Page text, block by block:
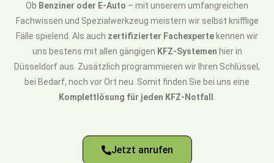
Ob Benziner oder E-Auto – mit unserem umfangreichen
Fachwissen und Spezialwerkzeug meistern wir selbst knifflige
Fälle spielend. Als auch zertifizierter Fachexperte kennen wir
uns bestens mit allen gängigen KFZ-Systemen hier in
Düsseldorf aus. Zusätzlich programmieren wir Ihren Schlüssel,
bei Bedarf, noch vor Ort neu. Somit finden Sie bei uns eine
Komplettlösung für jeden KFZ-Notfall
Jetzt anrufen